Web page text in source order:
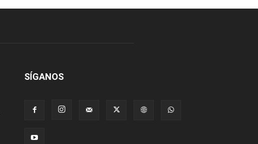
de
el
Folclore
SÍGANOS